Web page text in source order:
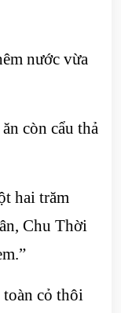
nước vừa
còn cẩu thả
hai trăm
Chu Thời
cỏ thôi